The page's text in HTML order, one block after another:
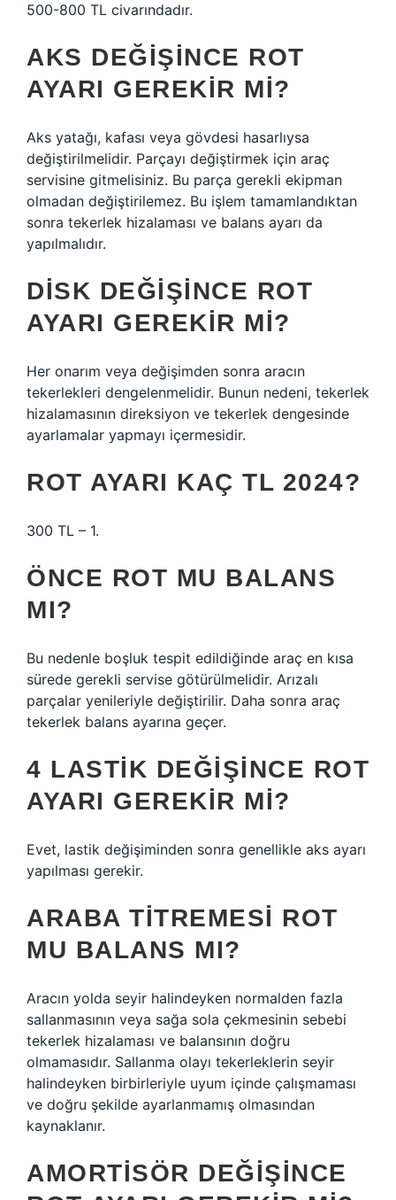
500-800 TL civarındadır.
AKS DEĞIŞINCE ROT
AYARI GEREKIR MI?
Aks yatağı, kafası veya gövdesi hasarlıysa
değiştirilmelidir. Parçayı değiştirmek için araç
servisine gitmelisiniz. Bu parça gerekli ekipman
olmadan değiştirilemez. Bu işlem tamamlandıktan
sonra tekerlek hizalaması ve balans ayarı da
yapılmalıdır.
DISK DEĞIŞINCE ROT
AYARI GEREKIR MI?
Her onarım veya değişimden sonra aracın
tekerlekleri dengelenmelidir. Bunun nedeni, tekerlek
hizalamasının direksiyon ve tekerlek dengesinde
ayarlamalar yapmayı içermesidir.
ROT AYARI KAÇ TL 2024?
300 TL – 1.
ÖNCE ROT MU BALANS
MI?
Bu nedenle boşluk tespit edildiğinde araç en kısa
sürede gerekli servise götürülmelidir. Arızalı
parçalar yenileriyle değiştirilir. Daha sonra araç
tekerlek balans ayarına geçer.
4 LASTIK DEĞIŞINCE ROT
AYARI GEREKIR MI?
Evet, lastik değişiminden sonra genellikle aks ayarı
yapılması gerekir.
ARABA TITREMESI ROT
MU BALANS MI?
Aracın yolda seyir halindeyken normalden fazla
sallanmasının veya sağa sola çekmesinin sebebi
tekerlek hizalaması ve balansının doğru
olmamasıdır. Sallanma olayı tekerleklerin seyir
halindeyken birbirleriyle uyum içinde çalışmaması
ve doğru şekilde ayarlanmamış olmasından
kaynaklanır.
AMORTISÖR DEĞIŞINCE